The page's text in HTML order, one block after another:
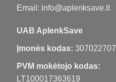
Email: info@aplenksave.lt
UAB AplenkSave
Įmonės kodas: 307022707
PVM mokėtojo kodas:
LT100017363619